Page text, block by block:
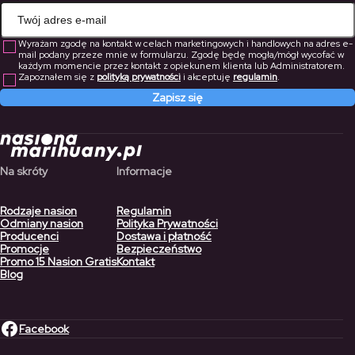
Wyrażam zgodę na kontakt w celach marketingowych i handlowych na adres e-
mail podany przeze mnie w formularzu. Zgodę będę mogła/mógł wycofać w
każdym momencie przez kontakt z opiekunem klienta lub Administratorem.
Zapoznałem się z polityką prywatnościi akceptuję regulamin.
Zapisz się
Na skróty
Rodzaje nasion
Odmiany nasion
Producenci
Promocje
Promo 15 Nasion Gratis
Blog
Informacje
Regulamin
Polityka Prywatności
Dostawa i płatność
Bezpieczeństwo
Kontakt
Facebook